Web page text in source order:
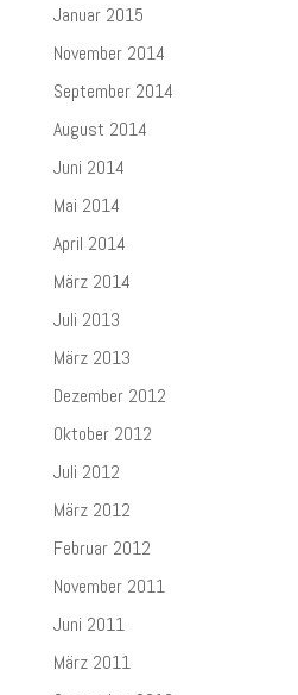
Januar 2015
November 2014
September 2014
August 2014
Juni 2014
Mai 2014
April 2014
März 2014
Juli 2013
März 2013
Dezember 2012
Oktober 2012
Juli 2012
März 2012
Februar 2012
November 2011
Juni 2011
März 2011